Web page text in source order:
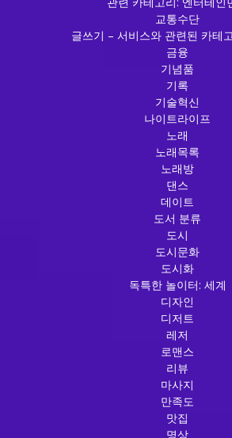
교통수단
글쓰기 – 서비스와 관련된 카테
금융
기념품
기록
기술혁신
나이트라이프
노래
노래목록
노래방
댄스
데이트
도서 분류
도시
도시문화
도시화
독특한 놀이터: 세계
디자인
디저트
레저
로맨스
리뷰
마사지
만족도
맛집
명상